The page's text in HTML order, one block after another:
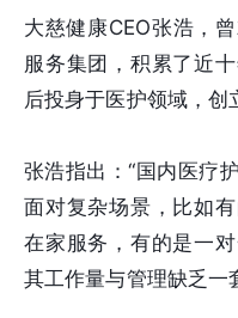
大慈健康CEO张浩，
服务集团，积累了近
后投身于医护领域，创
张浩指出：“国内医疗
面对复杂场景，比如
在家服务，有的是一
其工作量与管理缺乏一